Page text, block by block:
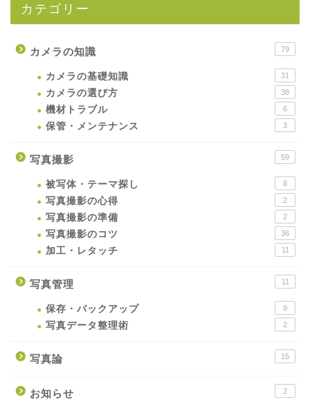
カテゴリー
カメラの知識 79
カメラの基礎知識 31
カメラの選び方 38
機材トラブル 6
保管・メンテナンス 3
写真撮影 59
被写体・テーマ探し 8
写真撮影の心得 2
写真撮影の準備 2
写真撮影のコツ 36
加工・レタッチ 11
写真管理 11
保存・バックアップ 9
写真データ整理術 2
写真論 15
お知らせ 2